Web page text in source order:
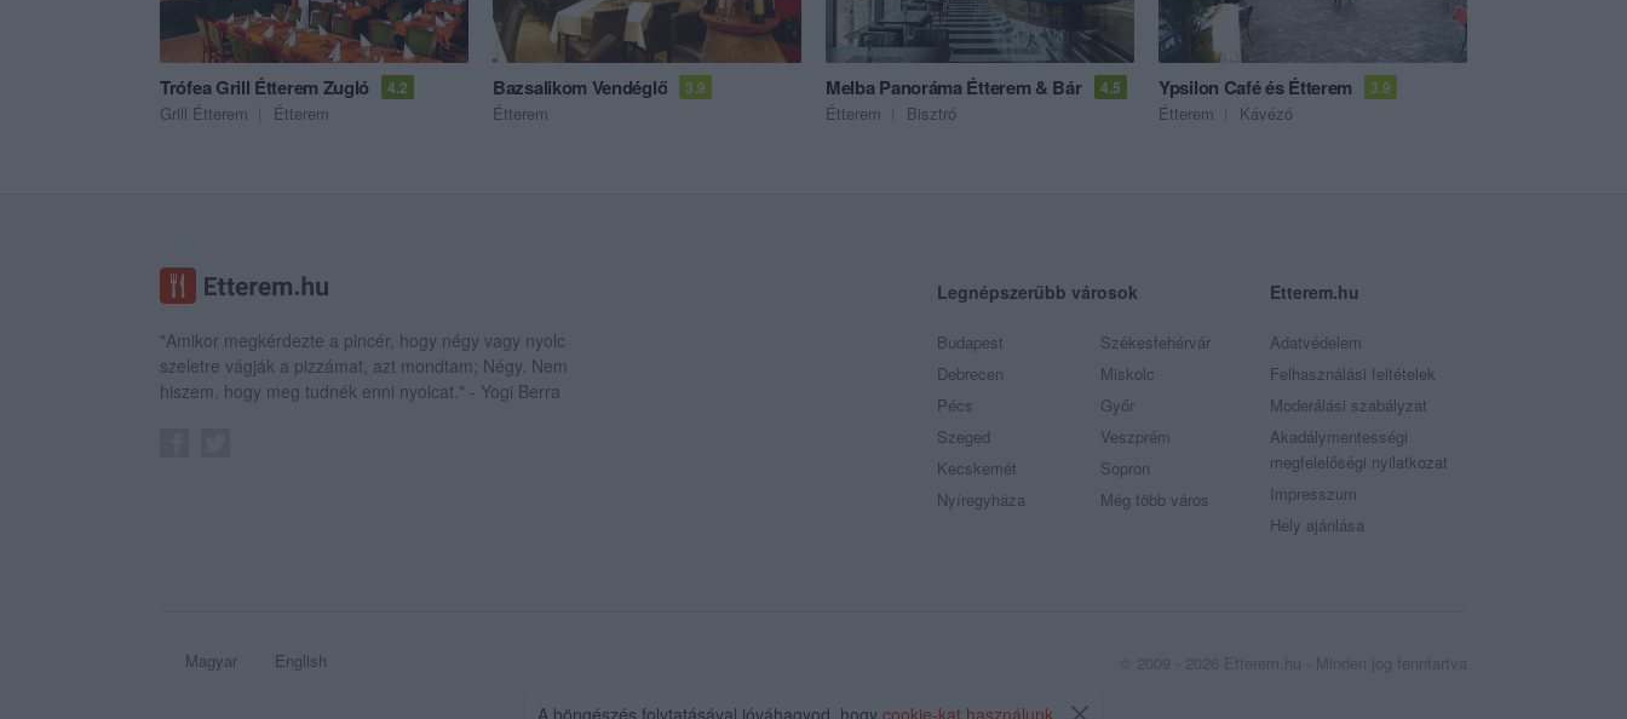
Trófea Grill Étterem Zugló 4.2
Grill Étterem Étterem
Bazsalikom Vendéglő 3.9
Étterem
Melba Panoráma Étterem & Bár 4.5
Étterem Bisztró
Ypsilon Café és Étterem 3.9
Étterem Kávézó
"Amikor megkérdezte a pincér, hogy négy vagy nyolc
szeletre vágják a pizzámat, azt mondtam; Négy. Nem
hiszem, hogy meg tudnék enni nyolcat." - Yogi Berra
Legnépszerűbb városok
Budapest
Debrecen
Pécs
Szeged
Kecskemét
Nyíregyháza
Székesfehérvár
Miskolc
Győr
Veszprém
Sopron
Még több város
Etterem.hu
Adatvédelem
Felhasználási feltételek
Moderálási szabályzat
Akadálymentességi
megfelelőségi nyilatkozat
Impresszum
Hely ajánlása
Magyar English
A böngészés folytatásával jóváhagyod, hogy cookie-kat használunk